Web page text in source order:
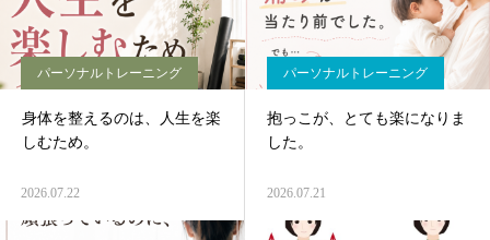
パーソナルトレーニング
身体を整えるのは、人生を楽
しむため。
2026.07.22
パーソナルトレーニング
抱っこが、とても楽になりま
した。
2026.07.21